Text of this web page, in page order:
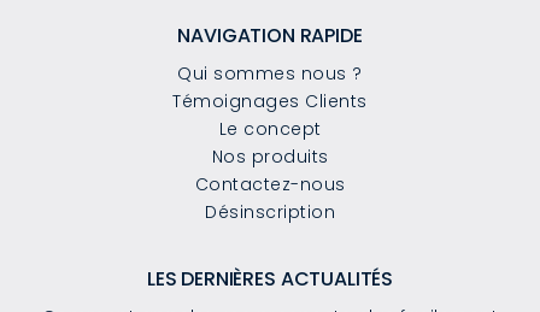
NAVIGATION RAPIDE
Qui sommes nous ?
Témoignages Clients
Le concept
Nos produits
Contactez-nous
Désinscription
LES DERNIÈRES ACTUALITÉS